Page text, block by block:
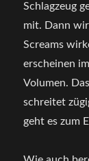
Schlagzeug
mit. Dann
Screams
erscheinen
Volumen.
schreitet
geht es zum